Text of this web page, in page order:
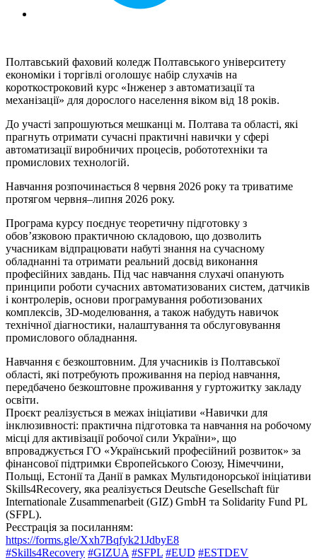
Полтавський фаховий коледж Полтавського університету
економіки і торгівлі оголошує набір слухачів на
короткостроковий курс «Інженер з автоматизації та
механізації» для дорослого населення віком від 18 років.
До участі запрошуються мешканці м. Полтава та області, які
прагнуть отримати сучасні практичні навички у сфері
автоматизації виробничих процесів, робототехніки та
промислових технологій.
Навчання розпочинається 8 червня 2026 року та триватиме
протягом червня–липня 2026 року.
Програма курсу поєднує теоретичну підготовку з
обов’язковою практичною складовою, що дозволить
учасникам відпрацювати набуті знання на сучасному
обладнанні та отримати реальний досвід виконання
професійних завдань. Під час навчання слухачі опанують
принципи роботи сучасних автоматизованих систем, датчиків
і контролерів, основи програмування роботизованих
комплексів, 3D-моделювання, а також набудуть навичок
технічної діагностики, налаштування та обслуговування
промислового обладнання.
Навчання є безкоштовним. Для учасників із Полтавської
області, які потребують проживання на період навчання,
передбачено безкоштовне проживання у гуртожитку закладу
освіти.
Проєкт реалізується в межах ініціативи «Навички для
інклюзивності: практична підготовка та навчання на робочому
місці для активізації робочої сили України», що
впроваджується ГО «Український професійний розвиток» за
фінансової підтримки Європейського Союзу, Німеччини,
Польщі, Естонії та Данії в рамках Мультидонорської ініціативи
Skills4Recovery, яка реалізується Deutsche Gesellschaft für
Internationale Zusammenarbeit (GIZ) GmbH та Solidarity Fund PL
(SFPL).
Реєстрація за посиланням:
https://forms.gle/Xxh7Bqfyk21JdbyE8
#Skills4Recovery #GIZUA #SFPL #EUD #ESTDEV